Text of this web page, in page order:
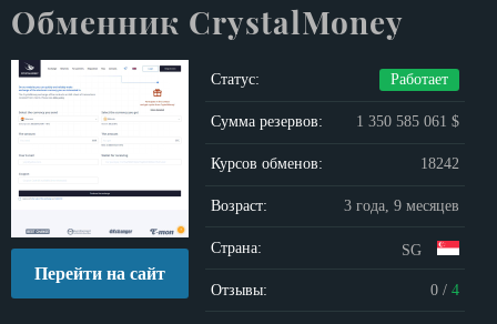
Обменник CrystalMoney
Перейти на сайт
Статус: Работает
Сумма резервов: 1 350 585 061 $
Курсов обменов: 18242
Возраст: 3 года, 9 месяцев
Страна: SG
Отзывы: 0/ 4